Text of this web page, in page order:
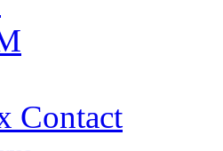
Contact